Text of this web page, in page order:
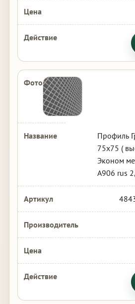
Профиль
75х75 (
Эконом
А906 rus